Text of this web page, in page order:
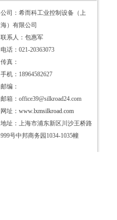
公司：希而科工业控制设备（上
海）有限公司
联系人：包惠军
电话：021-20363073
传真：
手机：18964582627
邮编：
邮箱：office39@silkroad24.com
网址： www.lxmsilkroad.com
地址：上海市浦东新区川沙王桥路
999号中邦商务园1034-1035幢